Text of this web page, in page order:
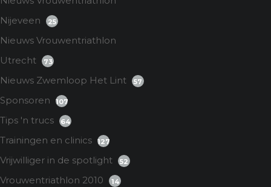
Nijeveen
25
Nieuws Vrouwentriathlon
Utrecht
73
Nieuws Zwemloop Het Lint 57
Sponsoren 107
Tips 'n trucs 64
Trainingen en clinics 127
Vrijwilliger in de spotlight 52
Vrouwentriathlon 2010 14